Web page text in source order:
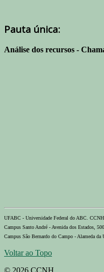
Pauta única:
Análise dos recursos -
UFABC - Universidade Federal do ABC.
Campus Santo André - Avenida dos Estados,
Campus São Bernardo do Campo - Alameda
Voltar ao Topo